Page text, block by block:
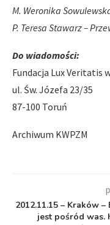
M. Weronika
P. Teresa Stawarz –
Do wiadomości:
Fundacja Lux Veritatis
ul. Św. Józefa 23/35
87-100 Toruń
Archiwum KWPZM
2012.11.15 – Kraków
jest pośród was.